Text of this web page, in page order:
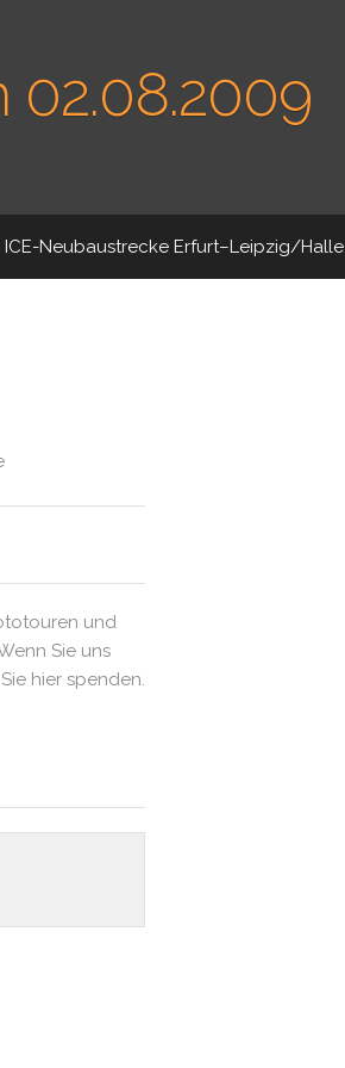
02.08.2009
ICE-Neubaustrecke Erfurt–Leipzig/Halle
und
Sie uns
hier spenden.